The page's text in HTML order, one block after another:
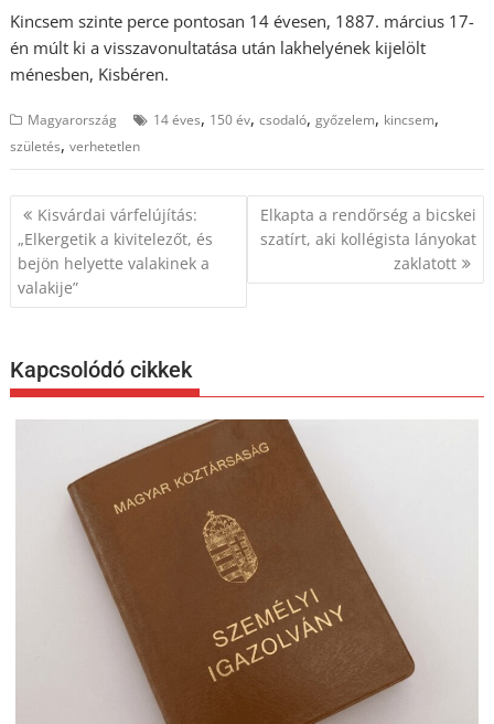
Kincsem szinte perce pontosan 14 évesen, 1887. március 17-
én múlt ki a visszavonultatása után lakhelyének kijelölt
ménesben, Kisbéren.
Magyarország 14 éves, 150 év,csodaló,győzelem, kincsem,
születés,verhetetlen
Bejegyzés
navigáció
Kisvárdai várfelújítás:
„Elkergetik a kivitelezőt, és
bejön helyette valakinek a
valakije”
Elkapta a rendőrség a bicskei
szatírt, aki kollégista lányokat
zaklatott
Kapcsolódó cikkek